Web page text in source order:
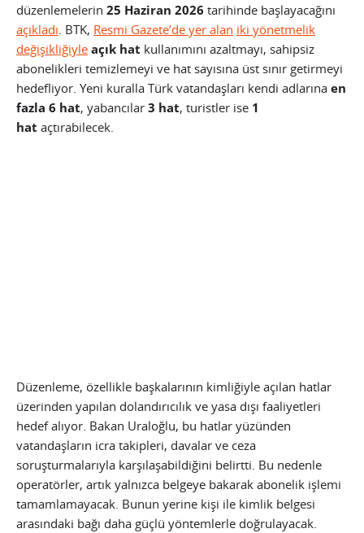
düzenlemelerin 25 Haziran 2026 tarihinde başlayacağını
açıkladı. BTK, Resmi Gazete’de yer alan iki yönetmelik
değişikliğiyle açık hat kullanımını azaltmayı, sahipsiz
abonelikleri temizlemeyi ve hat sayısına üst sınır getirmeyi
hedefliyor. Yeni kuralla Türk vatandaşları kendi adlarına en
fazla 6 hat, yabancılar 3 hat, turistler ise 1
hat açtırabilecek.
Düzenleme, özellikle başkalarının kimliğiyle açılan hatlar
üzerinden yapılan dolandırıcılık ve yasa dışı faaliyetleri
hedef alıyor. Bakan Uraloğlu, bu hatlar yüzünden
vatandaşların icra takipleri, davalar ve ceza
soruşturmalarıyla karşılaşabildiğini belirtti. Bu nedenle
operatörler, artık yalnızca belgeye bakarak abonelik işlemi
tamamlamayacak. Bunun yerine kişi ile kimlik belgesi
arasındaki bağı daha güçlü yöntemlerle doğrulayacak.